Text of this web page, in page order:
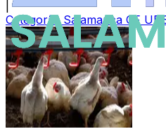
Categoría: Salamanca CF